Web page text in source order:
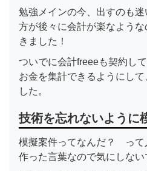
勉強メインの今、出すのも
方が後々に会計が楽なよう
きました！
ついでに会計freeeも契約し
お金を集計できるようにし
した。
技術を忘れないように
模擬案件ってなんだ？ って
作った言葉なので気にしない